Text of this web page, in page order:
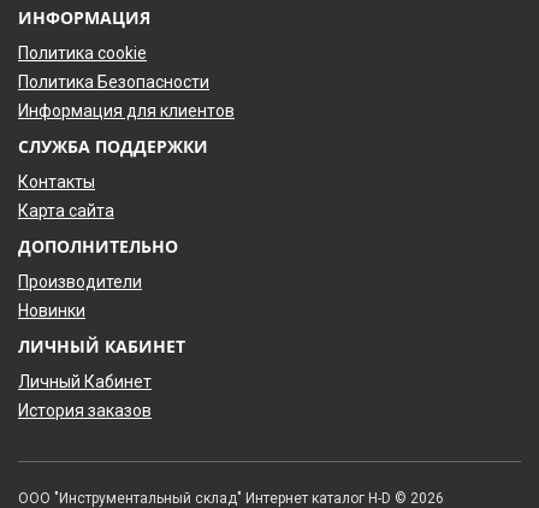
ИНФОРМАЦИЯ
Политика cookie
Политика Безопасности
Информация для клиентов
СЛУЖБА ПОДДЕРЖКИ
Контакты
Карта сайта
ДОПОЛНИТЕЛЬНО
Производители
Новинки
ЛИЧНЫЙ КАБИНЕТ
Личный Кабинет
История заказов
ООО "Инструментальный склад" Интернет каталог H-D © 2026